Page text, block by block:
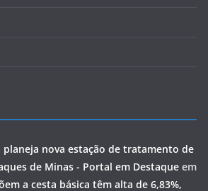
planeja nova estação de tratamento de
de Minas - Portal em Destaque em
a cesta básica têm alta de 6,83%,